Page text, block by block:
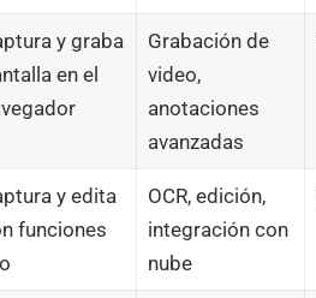
y graba
en el
Grabación de
video,
anotaciones
avanzadas
y edita
funciones
OCR, edición,
integración con
nube